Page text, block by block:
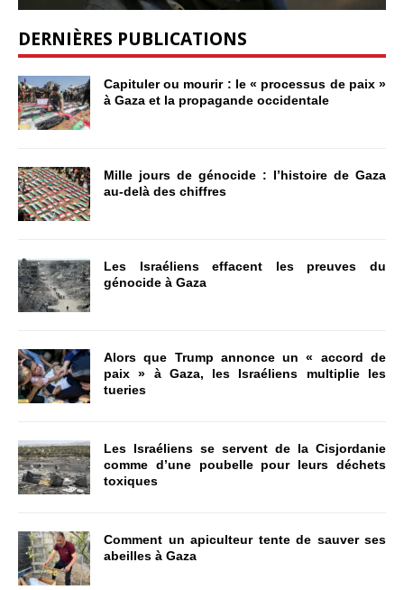
DERNIÈRES PUBLICATIONS
Capituler ou mourir : le « processus de paix »
à Gaza et la propagande occidentale
Mille jours de génocide : l’histoire de Gaza
au-delà des chiffres
Les Israéliens effacent les preuves du
génocide à Gaza
Alors que Trump annonce un « accord de
paix » à Gaza, les Israéliens multiplie les
tueries
Les Israéliens se servent de la Cisjordanie
comme d’une poubelle pour leurs déchets
toxiques
Comment un apiculteur tente de sauver ses
abeilles à Gaza